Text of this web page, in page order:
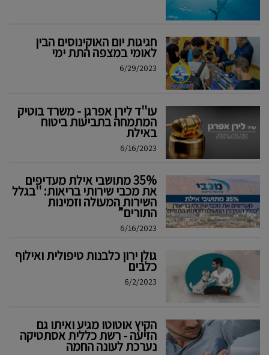
חגיגות יום האוקינוסים הבין
לאומי במצפה התת ימי
6/29/2023
עו''ד לירן אפרגן - משרד בוטיק
המתמחה בתביעות ביטוח
באילת
6/16/2023
35% מתושבי אילת מעדיפים
את מכבי שירותי בריאות: ''בגלל
השירות המעולה וזמינות
התורים”
6/16/2023
גולן ירון כלבנות טיפולית ואילוף
כלבים
6/2/2023
הקיץ אוטוטו מגיע ואיתו גם
הזיעה - רשת כללית אסתטיקה
נערכת לעונה החמה